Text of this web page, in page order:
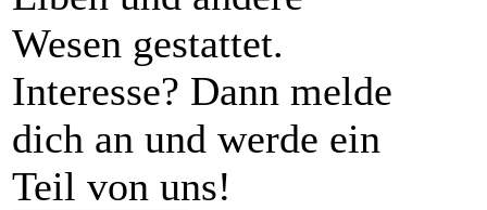
Wesen gestattet.
Interesse? Dann melde
dich an und werde ein
Teil von uns!